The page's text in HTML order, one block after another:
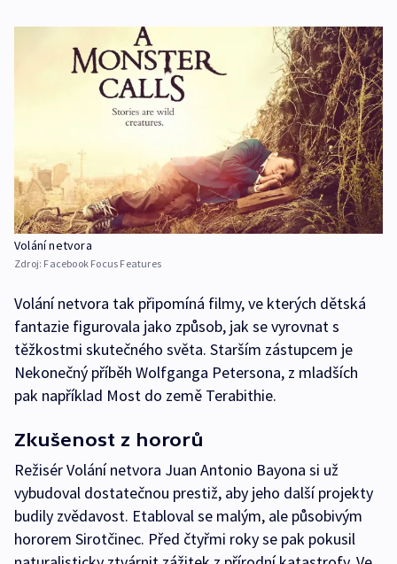
Volání netvora
Zdroj: Facebook Focus Features
Volání netvora tak připomíná filmy, ve kterých dětská
fantazie figurovala jako způsob, jak se vyrovnat s
těžkostmi skutečného světa. Starším zástupcem je
Nekonečný příběh Wolfganga Petersona, z mladších
pak například Most do země Terabithie.
Zkušenost z hororů
Režisér Volání netvora Juan Antonio Bayona si už
vybudoval dostatečnou prestiž, aby jeho další projekty
budily zvědavost. Etabloval se malým, ale působivým
hororem Sirotčinec. Před čtyřmi roky se pak pokusil